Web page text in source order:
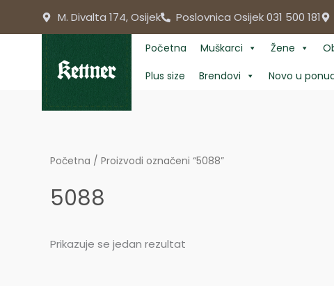
M. Divalta 174, Osijek Poslovnica Osijek 031 500 181
Početna Muškarci Žene
Plus size
Brendovi Novo u
Početna / Proizvodi označeni “5088”
5088
Prikazuje se jedan rezultat